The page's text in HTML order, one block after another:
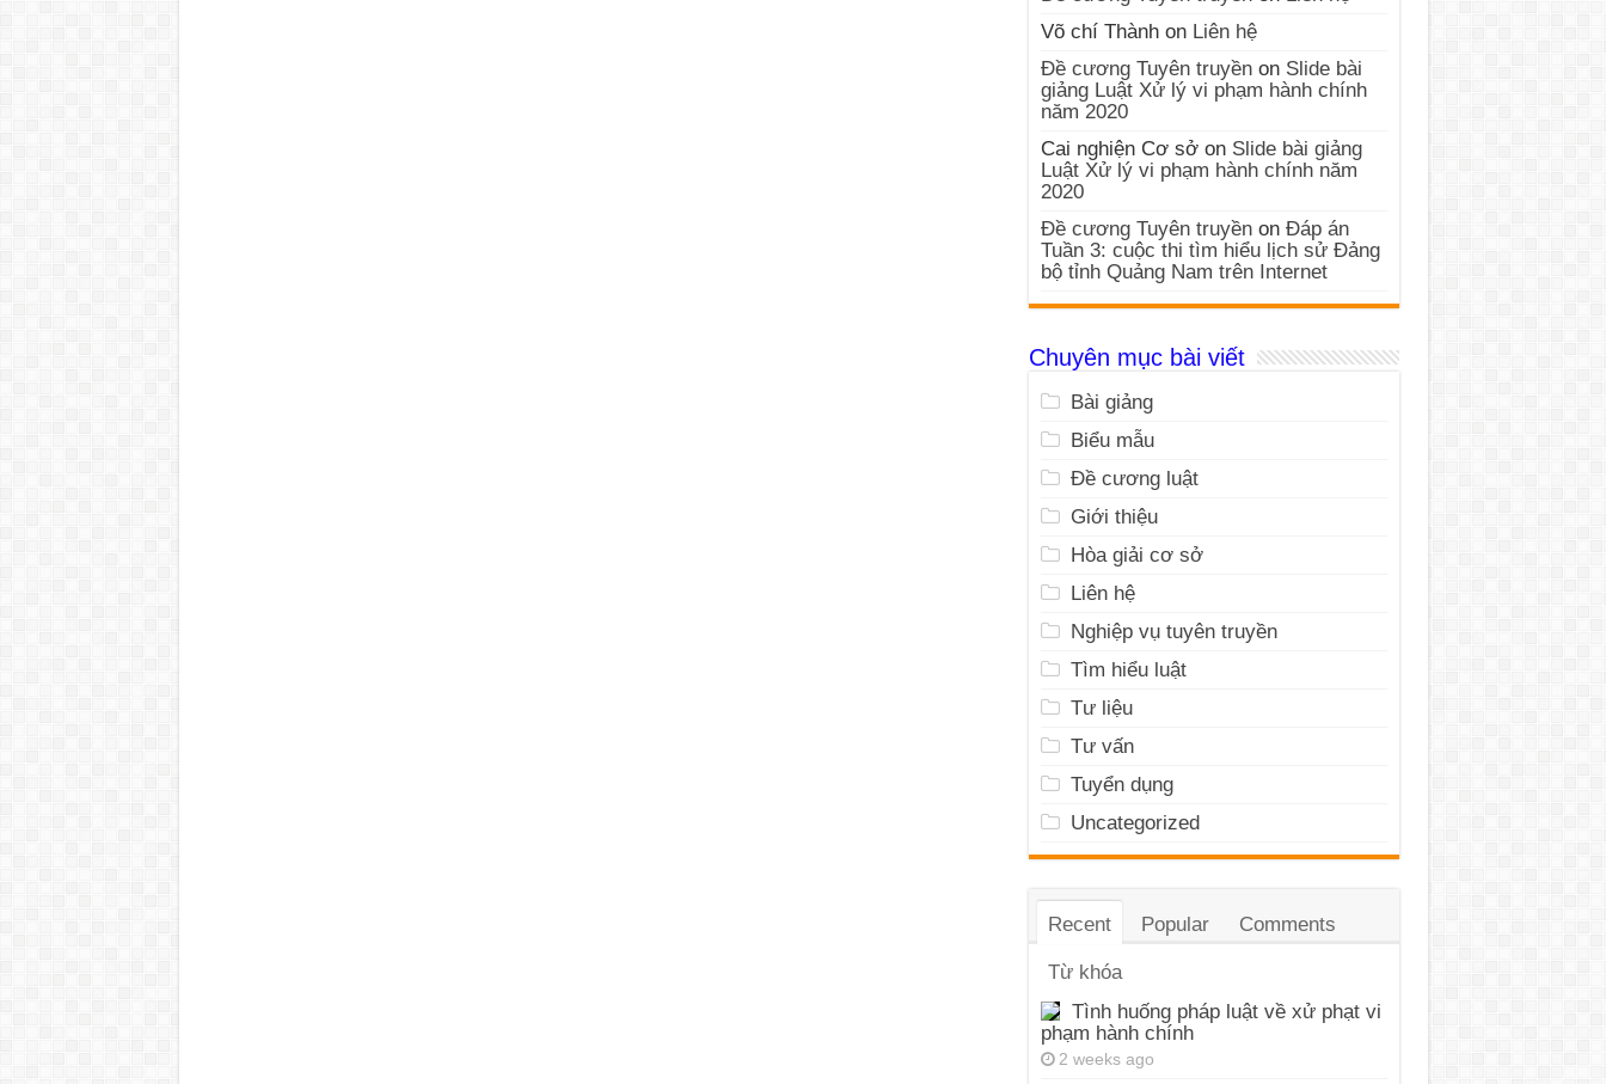
Võ chí Thànhon Liên hệ
Đề cương Tuyên truyềnon Slide bài
giảng Luật Xử lý vi phạm hành chính
năm 2020
Cai nghiện Cơ sởon Slide bài giảng
Luật Xử lý vi phạm hành chính năm
2020
Đề cương Tuyên truyềnon Đáp án
Tuần 3: cuộc thi tìm hiểu lịch sử Đảng
bộ tỉnh Quảng Nam trên Internet
Chuyên mục bài viết
Bài giảng
Biểu mẫu
Đề cương luật
Giới thiệu
Hòa giải cơ sở
Liên hệ
Nghiệp vụ tuyên truyền
Tìm hiểu luật
Tư liệu
Tư vấn
Tuyển dụng
Uncategorized
Recent Popular Comments
Từ khóa
Tình huống pháp luật về xử phạt vi
phạm hành chính
2 weeks ago